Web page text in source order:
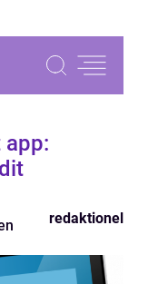
app:
redaktionel